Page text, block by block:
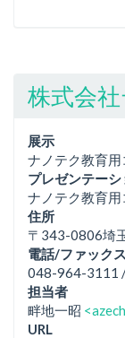
株式会
展示
ナノテク教育
プレゼンテーシ
ナノテク教育
住所
〒343-0806埼
電話/ファックス
048-964-3111
担当者
畔地一昭
URL